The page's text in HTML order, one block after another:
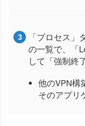
「プロセス
の一覧で、「
して「強制終
他のVPN構
そのアプリ